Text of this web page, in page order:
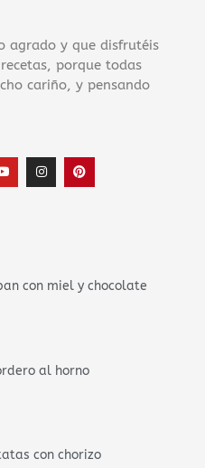
agrado y que disfrutéis
porque todas
cariño, y pensando
Y
o
u
I
n
s
P
i
n
con miel y chocolate
al horno
con chorizo